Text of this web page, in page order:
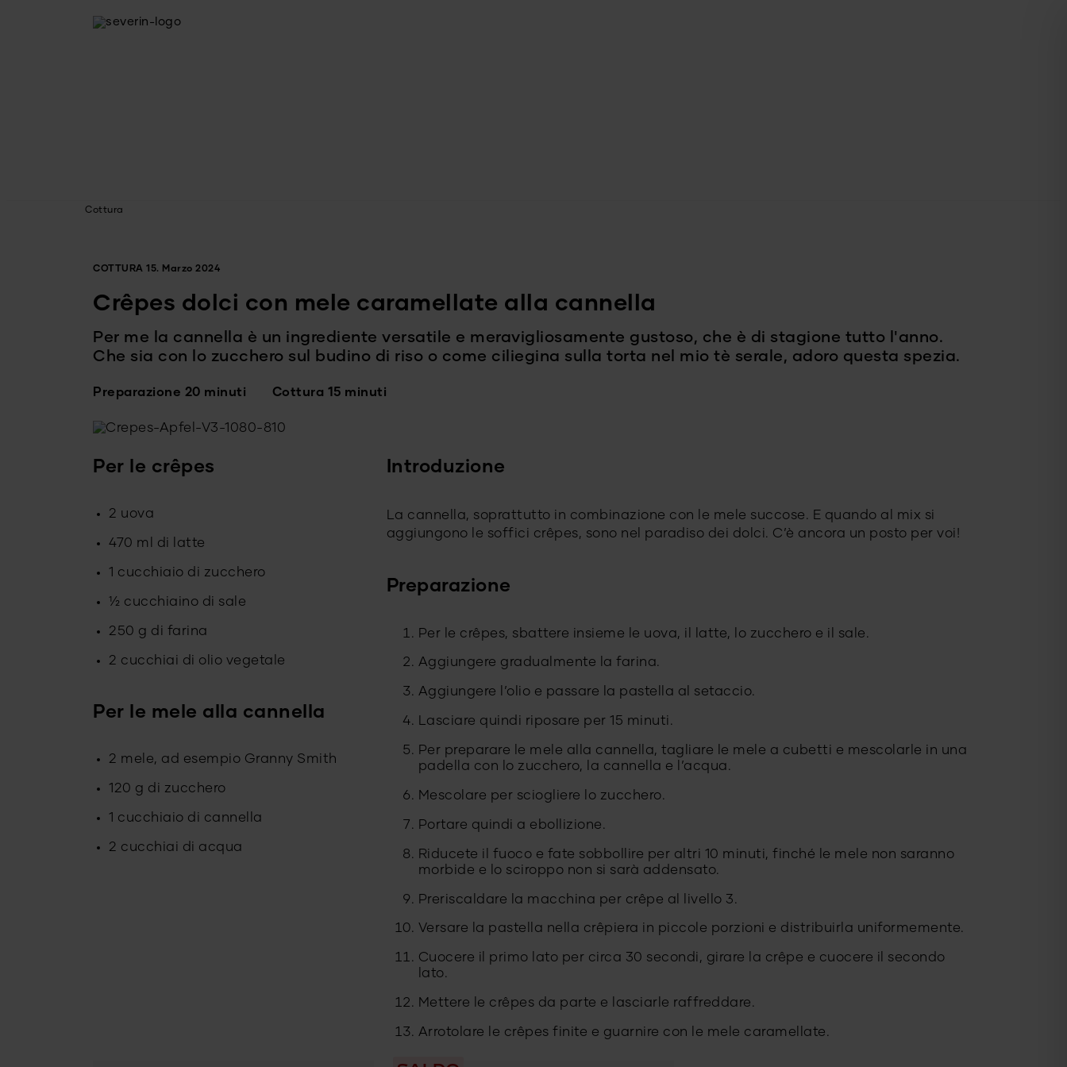
Cottura
COTTURA 15. Marzo 2024
Crêpes dolci con mele caramellate alla cannella
Per me la cannella è un ingrediente versatile e meravigliosamente gustoso, che è di stagione tutto l'anno.
Che sia con lo zucchero sul budino di riso o come ciliegina sulla torta nel mio tè serale, adoro questa spezia.
Preparazione 20 minuti Cottura 15 minuti
Per le crêpes
2 uova
470 ml di latte
1 cucchiaio di zucchero
½ cucchiaino di sale
250 g di farina
2 cucchiai di olio vegetale
Per le mele alla cannella
2 mele, ad esempio Granny Smith
120 g di zucchero
1 cucchiaio di cannella
2 cucchiai di acqua
Introduzione
La cannella, soprattutto in combinazione con le mele succose. E quando al mix si
aggiungono le soffici crêpes, sono nel paradiso dei dolci. C’è ancora un posto per voi!
Preparazione
Per le crêpes, sbattere insieme le uova, il latte, lo zucchero e il sale.
Aggiungere gradualmente la farina.
Aggiungere l’olio e passare la pastella al setaccio.
Lasciare quindi riposare per 15 minuti.
Per preparare le mele alla cannella, tagliare le mele a cubetti e mescolarle in una
padella con lo zucchero, la cannella e l’acqua.
Mescolare per sciogliere lo zucchero.
Portare quindi a ebollizione.
Riducete il fuoco e fate sobbollire per altri 10 minuti, finché le mele non saranno
morbide e lo sciroppo non si sarà addensato.
Preriscaldare la macchina per crêpe al livello 3.
Versare la pastella nella crêpiera in piccole porzioni e distribuirla uniformemente.
Cuocere il primo lato per circa 30 secondi, girare la crêpe e cuocere il secondo
lato.
Mettere le crêpes da parte e lasciarle raffreddare.
Arrotolare le crêpes finite e guarnire con le mele caramellate.